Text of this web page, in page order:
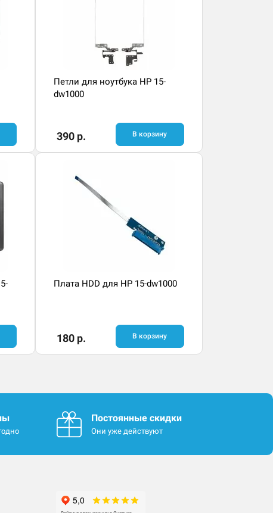
Петли для ноутбука HP 15-
dw1000
390 р. В корзину
Плата HDD для HP 15-dw1000
180 р. В корзину
Постоянные скидки
Они уже действуют